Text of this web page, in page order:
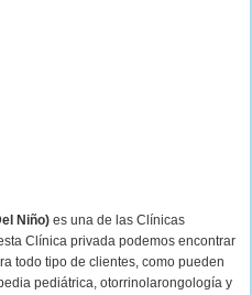
Niño) es una de las Clínicas
Clínica privada podemos encontrar
todo tipo de clientes, como pueden
pediátrica, otorrinolarongología y